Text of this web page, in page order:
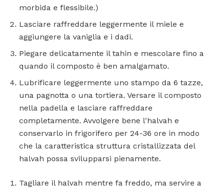
morbida e flessibile.)
Lasciare raffreddare leggermente il miele e
aggiungere la vaniglia e i dadi.
Piegare delicatamente il tahin e mescolare fino a
quando il composto è ben amalgamato.
Lubrificare leggermente uno stampo da 6 tazze,
una pagnotta o una tortiera. Versare il composto
nella padella e lasciare raffreddare
completamente. Avvolgere bene l'halvah e
conservarlo in frigorifero per 24-36 ore in modo
che la caratteristica struttura cristallizzata del
halvah possa svilupparsi pienamente.
Tagliare il halvah mentre fa freddo, ma servire a